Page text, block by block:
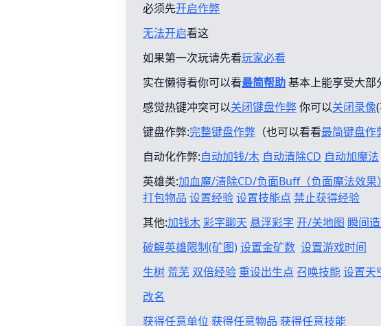
必须先开启作弊
无法开启看这
如果第一次玩请先看玩家必看
实在懒得看你可以看最简帮助基本上能享受大部
感觉热键冲突可以关闭键盘作弊你可以关闭录像
键盘作弊:完整键盘作弊 （也可以看看最简键盘作
自动化作弊:自动加钱/木 自动清除CD 自动加魔法
英雄类:加血魔/清除CD/负面Buff（负面魔法效果）
打包物品 设置经验设置技能点 禁止获得经验
其他:加钱木彩字聊天 悬浮彩字 开/关地图 瞬间
破解英雄限制(矿图)设置金矿数 设置游戏时间
生树 荒芜 双倍经验 重设出生点 召唤技能设置天
改名
获得任意单位 获得任意物品 获得任意技能